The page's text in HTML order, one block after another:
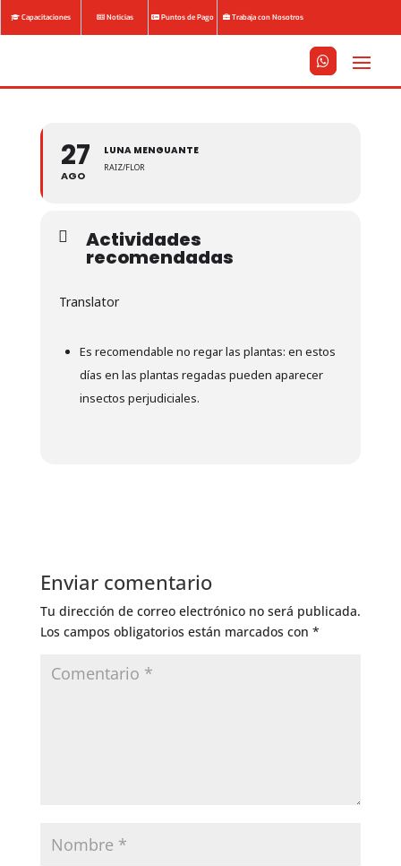
Capacitaciones Noticias Puntos de Pago Trabaja con Nosotros



27
AGO
LUNA MENGUANTE
RAIZ/FLOR
Actividades
recomendadas
Translator
Es recomendable no regar las plantas: en estos
días en las plantas regadas pueden aparecer
insectos perjudiciales.
Enviar comentario
Tu dirección de correo electrónico no será publicada.
Los campos obligatorios están marcados con *